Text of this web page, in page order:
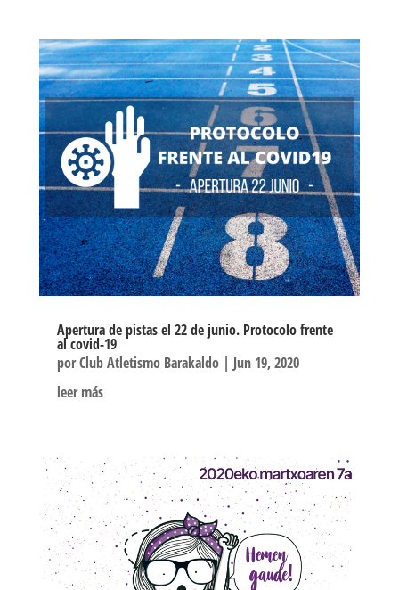
Apertura de pistas el 22 de junio. Protocolo frente
al covid-19
porClub Atletismo Barakaldo| Jun 19, 2020
leer más